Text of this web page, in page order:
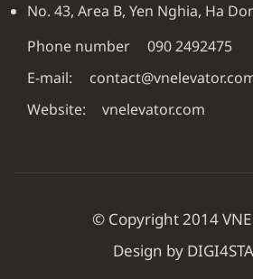
No. 43, Area B, Yen Nghia, Ha
Phone number
090 2492475
E-mail:
Website:
vnelevator.com
© Copyright 2014
Design by